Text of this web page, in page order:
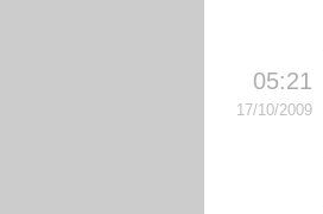
05:21
17/10/2009